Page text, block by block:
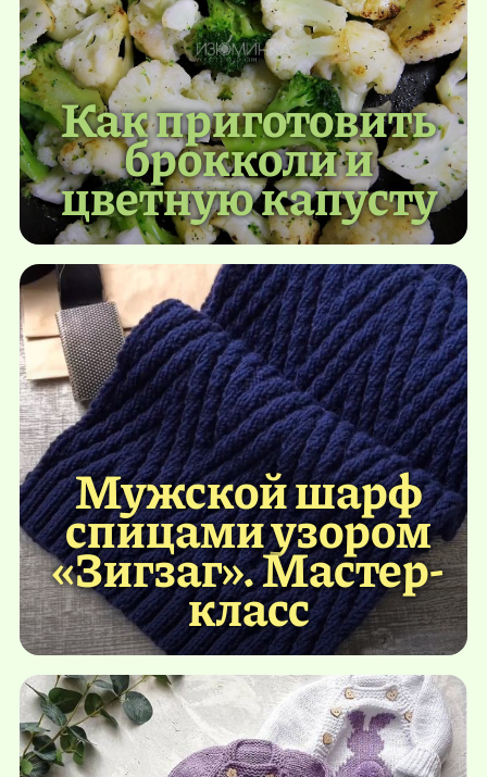
Как приготовить
брокколи и
цветную капусту
Мужской шарф
спицами узором
«Зигзаг». Мастер-
класс